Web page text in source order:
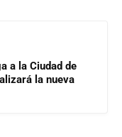
a la Ciudad de
la nueva